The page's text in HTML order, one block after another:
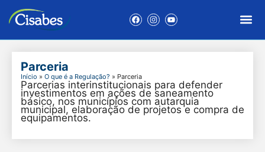
Parceria
Início » O que é a Regulação? » Parceria
Parcerias interinstitucionais para defender
investimentos em ações de saneamento
básico, nos municípios com autarquia
municipal, elaboração de projetos e compra de
equipamentos.